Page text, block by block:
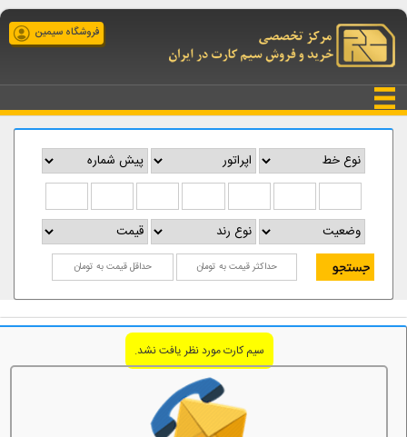
فروشگاه سیمین
سیم کارت مورد نظر یافت نشد.